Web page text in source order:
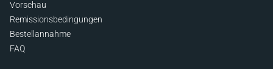
Vorschau
Remissionsbedingungen
Bestellannahme
FAQ